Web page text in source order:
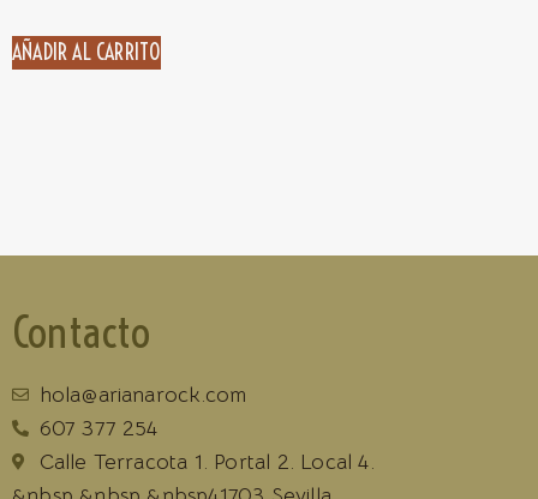
AÑADIR AL CARRITO
Contacto
hola@arianarock.com
607 377 254
Calle Terracota 1. Portal 2. Local 4.